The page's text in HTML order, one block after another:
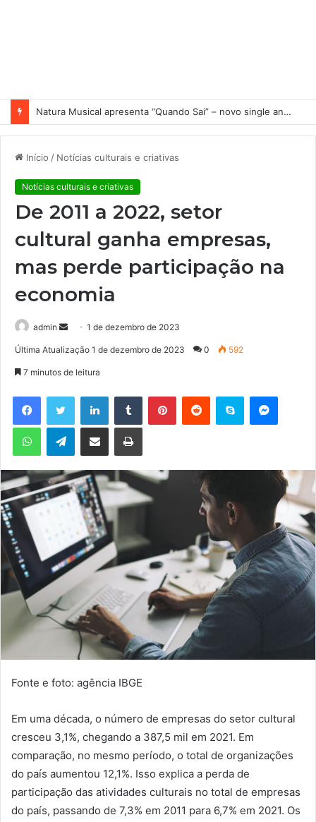
Natura Musical apresenta “Quando Sai” – novo single antecipa estreia do primeiro álbum solo de Elisa Maia
Início / Notícias culturais e criativas
Notícias culturais e criativas
De 2011 a 2022, setor
cultural ganha empresas,
mas perde participação na
economia
admin
d
e
m
m
a
1 de dezembro de 2023
Última Atualização 1 de dezembro de 2023 0 592
7 minutos de leitura
Telegram
Fonte e foto: agência IBGE
Em uma década, o número de empresas do setor cultural
cresceu 3,1%, chegando a 387,5 mil em 2021. Em
comparação, no mesmo período, o total de organizações
do país aumentou 12,1%. Isso explica a perda de
participação das atividades culturais no total de empresas
do país, passando de 7,3% em 2011 para 6,7% em 2021. Os